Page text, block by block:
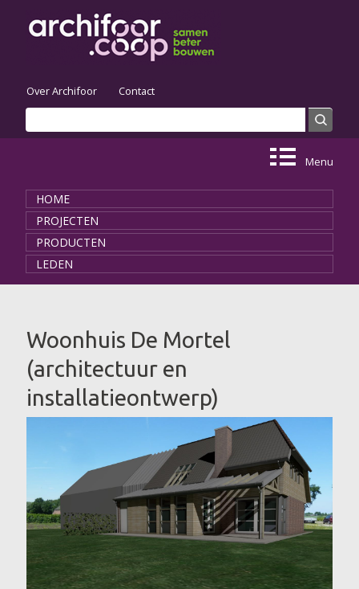
Skip to main content
Over Archifoor Contact
Search form
Menu
HOME
PROJECTEN
PRODUCTEN
LEDEN
You are here
Woonhuis De Mortel
(architectuur en
installatieontwerp)